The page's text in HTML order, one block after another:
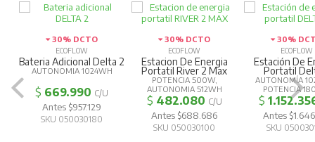
30% DCTO
ECOFLOW
Bateria Adicional Delta 2
AUTONOMIA 1024WH
$ 669.990 C/U
Antes $957.129
SKU 050030180
30% DCTO
ECOFLOW
Estacion De Energia
Portatil River 2 Max
POTENCIA 500W,
AUTONOMIA 512WH
$ 482.080 C/U
Antes $688.686
SKU 050030100
30%
ECOFLOW
Estación De
Portatil
AUTONOMÍA
POTENCIA
$
Antes
SKU